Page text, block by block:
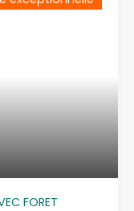
FORET